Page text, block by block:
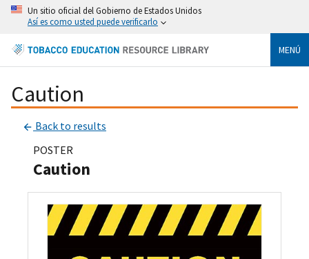
Un sitio oficial del Gobierno de Estados Unidos
Así es como usted puede verificarlo
MENÚ
Caution
Back to results
POSTER
Caution